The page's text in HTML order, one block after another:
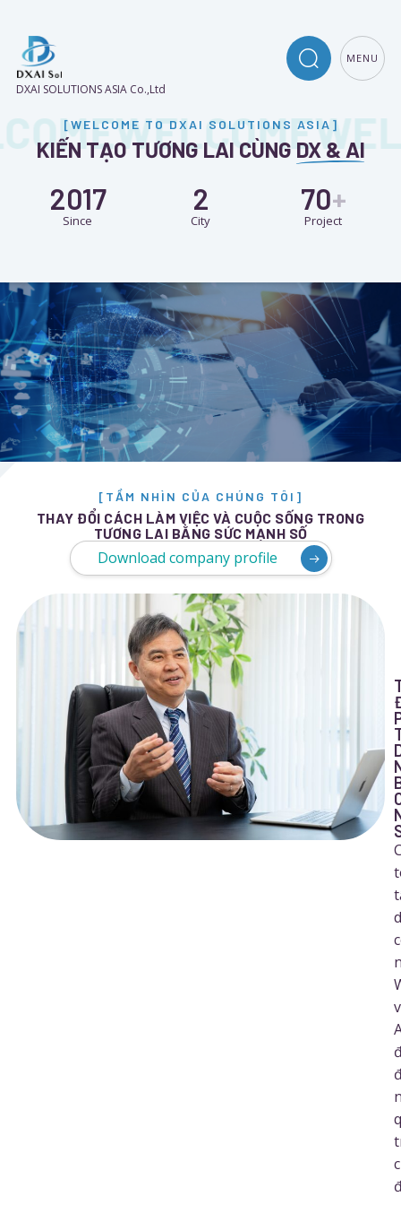
DXAI SOLUTIONS ASIA Co.,Ltd
MENU
WELCOME
[WELCOME TO DXAI SOLUTIONS ASIA]
KIẾN TẠO TƯƠNG LAI CÙNGDX & AI
Since
2017
City
2
Project
70+
[TẦM NHÌN CỦA CHÚNG TÔI]
THAY ĐỔI CÁCH LÀM VIỆC VÀ CUỘC SỐNG TRONG
TƯƠNG LAI BẰNG SỨC MẠNH SỐ
Download company profile